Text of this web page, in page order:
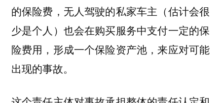
的保险费，无人驾驶的私家车主（估计会很
少是个人）也会在购买服务中支付一定的保
险费用，形成一个保险资产池，来应对可能
出现的事故。